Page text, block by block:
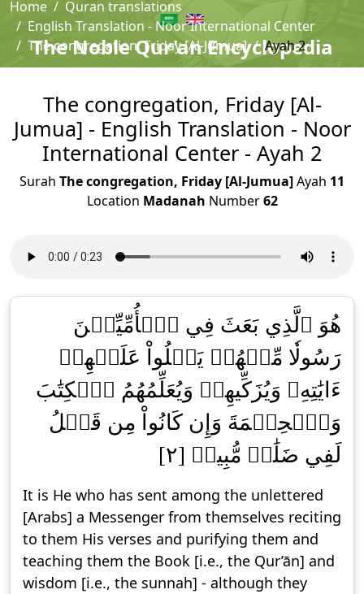
The Noble Qur'an Encyclopedia
Home
Quran translations
English Translation - Noor International Center
The congregation, Friday [Al-Jumua]
Ayah 2
The congregation, Friday [Al-
Jumua] - English Translation - Noor
International Center - Ayah 2
Surah The congregation, Friday [Al-Jumua]Ayah 11
Location Madanah Number62
هُوَ ٱلَّذِي بَعَثَ فِي ٱلۡأُمِّيِّـۧنَ
رَسُولٗا مِّنۡهُمۡ يَتۡلُواْ عَلَيۡهِمۡ
ءَايَٰتِهِۦ وَيُزَكِّيهِمۡ وَيُعَلِّمُهُمُ ٱلۡكِتَٰبَ
وَٱلۡحِكۡمَةَ وَإِن كَانُواْ مِن قَبۡلُ
لَفِي ضَلَٰلٖ مُّبِينٖ [٢]
It is He who has sent among the unlettered
[Arabs] a Messenger from themselves reciting
to them His verses and purifying them and
teaching them the Book [i.e., the Qur’ān] and
wisdom [i.e., the sunnah] - although they